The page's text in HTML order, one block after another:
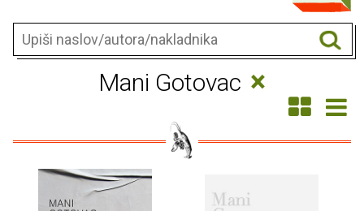
Mani Gotovac ×